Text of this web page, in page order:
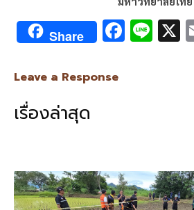
Share F
k
Li X
Leave a Response
เรื่องล่าสุด